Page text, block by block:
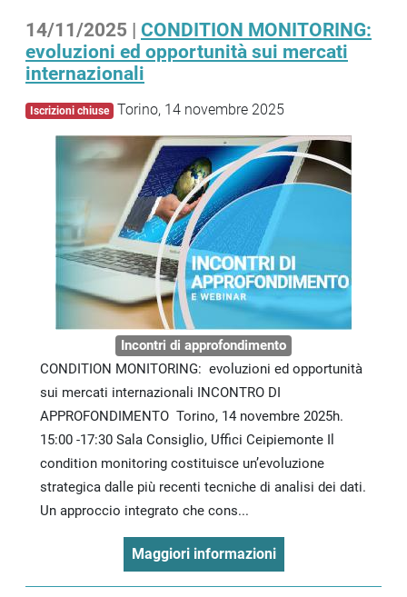
14/11/2025 | CONDITION MONITORING:
evoluzioni ed opportunità sui mercati
internazionali
Iscrizioni chiuse Torino, 14 novembre 2025
Incontri di approfondimento
CONDITION MONITORING: evoluzioni ed opportunità
sui mercati internazionali INCONTRO DI
APPROFONDIMENTO Torino, 14 novembre 2025h.
15:00 -17:30 Sala Consiglio, Uffici Ceipiemonte Il
condition monitoring costituisce un’evoluzione
strategica dalle più recenti tecniche di analisi dei dati.
Un approccio integrato che cons...
Maggiori informazioni